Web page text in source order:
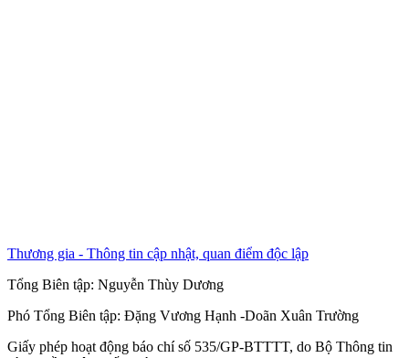
Thương gia - Thông tin cập nhật, quan điểm độc lập
Tổng Biên tập: Nguyễn Thùy Dương
Phó Tổng Biên tập: Đặng Vương Hạnh -Doãn Xuân Trường
Giấy phép hoạt động báo chí số 535/GP-BTTTT, do Bộ Thông tin